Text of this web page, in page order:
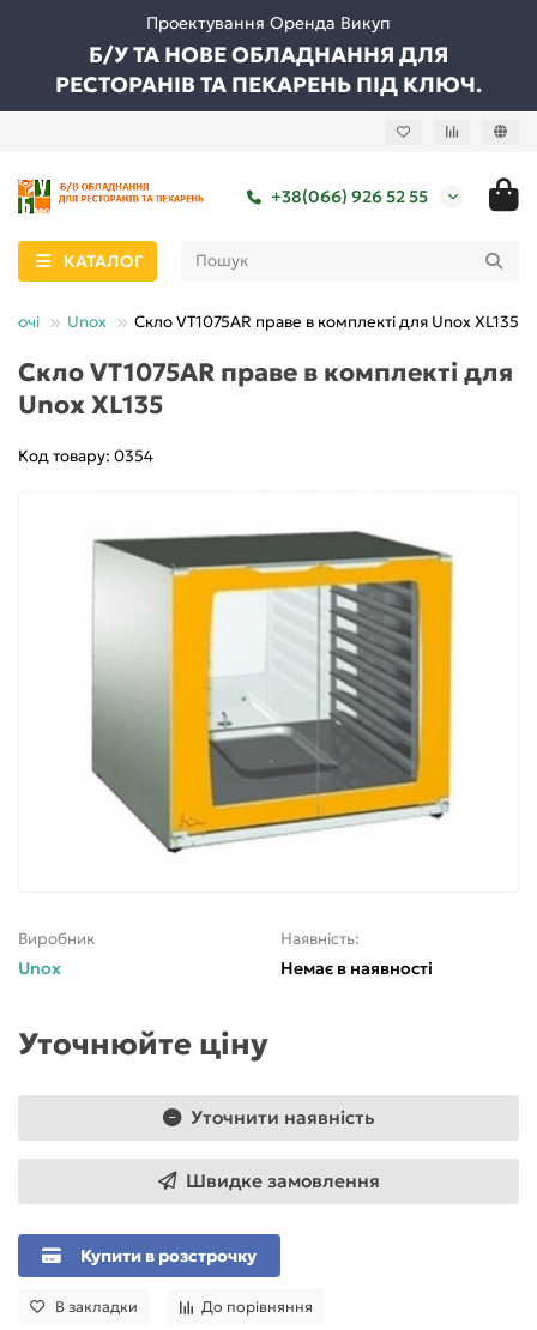
Проектування Оренда Викуп
Б/У ТА НОВЕ ОБЛАДНАННЯ ДЛЯ
РЕСТОРАНІВ ТА ПЕКАРЕНЬ ПІД КЛЮЧ.
+38(066) 926 52 55
КАТАЛОГ
Unox Скло VT1075AR праве в комплекті для Unox XL135
Скло VT1075AR праве в комплекті для
Unox XL135
Код товару: 0354
Виробник
Unox
Наявність:
Немає в наявності
Уточнюйте ціну
Уточнити наявність
Швидке замовлення
Купити в розстрочку
В закладки До порівняння